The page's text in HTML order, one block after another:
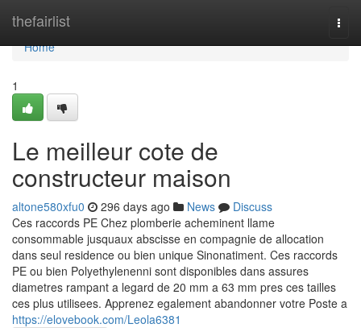
thefairlist
Home
Home
1
Le meilleur cote de
constructeur maison
altone580xfu0 296 days ago News
Discuss
Ces raccords PE Chez plomberie acheminent llame
consommable jusquaux abscisse en compagnie de allocation
dans seul residence ou bien unique Sinonatiment. Ces raccords
PE ou bien Polyethylenenni sont disponibles dans assures
diametres rampant a legard de 20 mm a 63 mm pres ces tailles
ces plus utilisees. Apprenez egalement abandonner votre Poste a
https://elovebook.com/Leola6381